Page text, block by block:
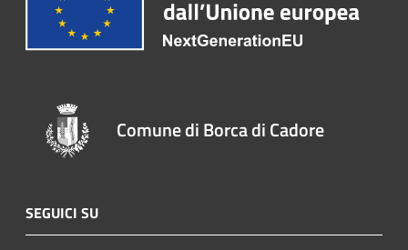
Comune di Borca di Cadore
SEGUICI SU